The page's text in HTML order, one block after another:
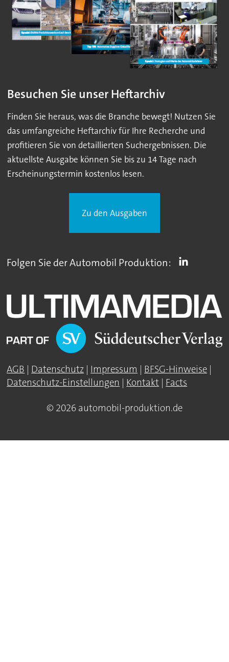
Besuchen Sie unser Heftarchiv
Finden Sie heraus, was die Branche bewegt! Nutzen Sie
das umfangreiche Heftarchiv für Ihre Recherche und
profitieren Sie von detaillierten Suchergebnissen. Die
aktuellste Ausgabe können Sie bis zu 14 Tage nach
Erscheinungstermin kostenlos lesen.
Zu den Ausgaben
Folgen Sie der Automobil Produktion:
AGB Datenschutz Impressum BFSG-Hinweise
Datenschutz-Einstellungen
Kontakt Facts
© 2026 automobil-produktion.de